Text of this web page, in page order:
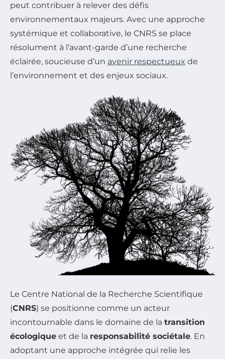
peut contribuer à relever des défis
environnementaux majeurs. Avec une approche
systémique et collaborative, le CNRS se place
résolument à l’avant-garde d’une recherche
éclairée, soucieuse d’un avenir respectueux de
l’environnement et des enjeux sociaux.
Le Centre National de la Recherche Scientifique
(CNRS) se positionne comme un acteur
incontournable dans le domaine de la transition
écologique et de la responsabilité sociétale. En
adoptant une approche intégrée qui relie les